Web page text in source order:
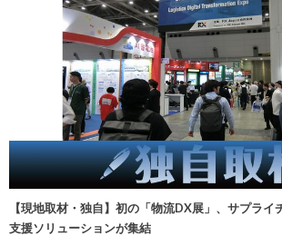
【現地取材・独自】初の「物流DX展」、サプライ
支援ソリューションが集結